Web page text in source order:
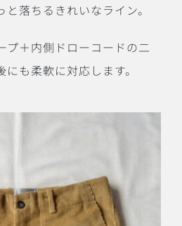
落ちるきれいなライン。
プ＋内側ドローコードの二
も柔軟に対応します。